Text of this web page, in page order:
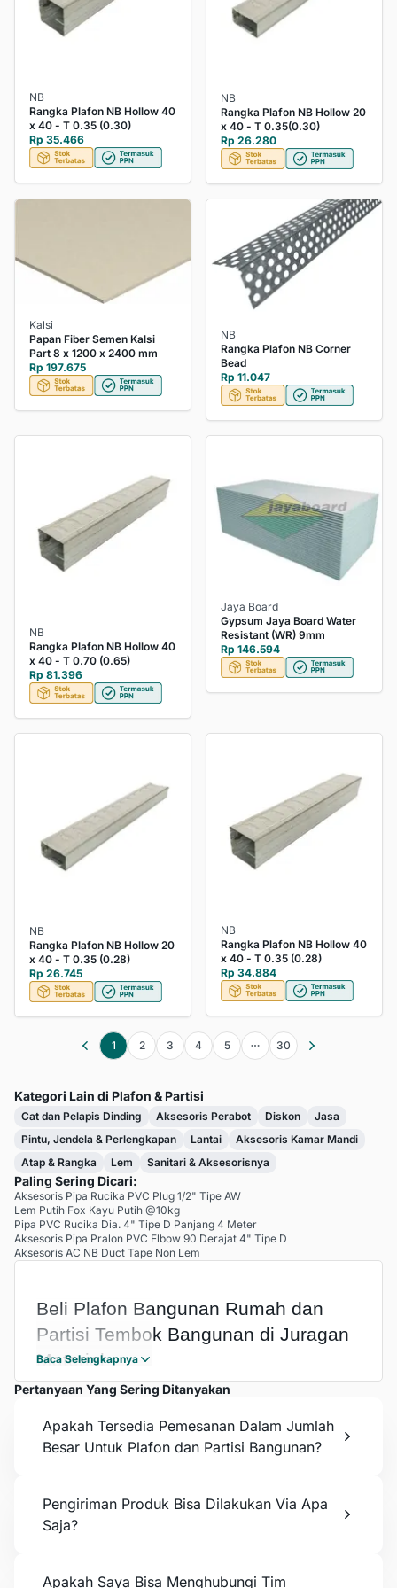
NB
Rangka Plafon NB Hollow 40
x 40 - T 0.35 (0.30)
Rp 35.466
NB
Rangka Plafon NB Hollow 20
x 40 - T 0.35(0.30)
Rp 26.280
Kalsi
Papan Fiber Semen Kalsi
Part 8 x 1200 x 2400 mm
Rp 197.675
NB
Rangka Plafon NB Corner
Bead
Rp 11.047
NB
Rangka Plafon NB Hollow 40
x 40 - T 0.70 (0.65)
Rp 81.396
Jaya Board
Gypsum Jaya Board Water
Resistant (WR) 9mm
Rp 146.594
NB
Rangka Plafon NB Hollow 20
x 40 - T 0.35 (0.28)
Rp 26.745
NB
Rangka Plafon NB Hollow 40
x 40 - T 0.35 (0.28)
Rp 34.884
1 2 3 4 5 30
Kategori Lain di Plafon & Partisi
Cat dan Pelapis Dinding Aksesoris Perabot Diskon
Jasa
Pintu, Jendela & Perlengkapan
Lantai
Aksesoris Kamar Mandi
Atap & Rangka
Lem Sanitari & Aksesorisnya
Paling Sering Dicari:
Aksesoris Pipa Rucika PVC Plug 1/2" Tipe AW
Lem Putih Fox Kayu Putih @10kg
Pipa PVC Rucika Dia. 4" Tipe D Panjang 4 Meter
Aksesoris Pipa Pralon PVC Elbow 90 Derajat 4" Tipe D
Aksesoris AC NB Duct Tape Non Lem
Beli Plafon Bangunan Rumah dan
Partisi Tembok Bangunan di Juragan
Material
Plafon bangunan atau plafon rumah sangat penting
Begitu juga dengan partisi bangunan atau partisi
tembok. Tentu Anda ingin bisa melengkapinya
bukan?
Untuk bisa memenuhi kebutuhan tersebut, Juragan
Baca Selengkapnya
Pertanyaan Yang Sering Ditanyakan
Apakah Tersedia Pemesanan Dalam Jumlah
Besar Untuk Plafon dan Partisi Bangunan?
Pengiriman Produk Bisa Dilakukan Via Apa
Saja?
Apakah Saya Bisa Menghubungi Tim